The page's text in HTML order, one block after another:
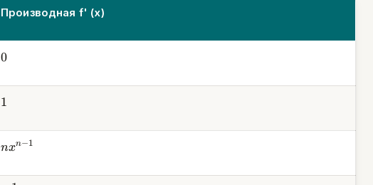
Производная f' (х)
0
0
1
1
nx^{n-
nxn−1